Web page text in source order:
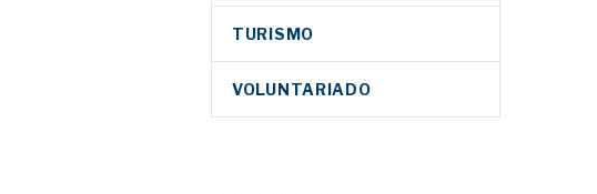
TURISMO
VOLUNTARIADO